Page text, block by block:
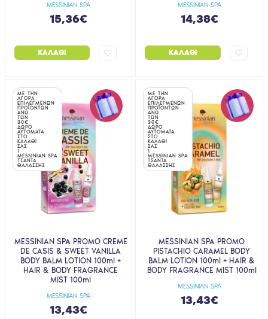
MESSINIAN SPA
15,36€
ΚΑΛΆΘΙ
MESSINIAN SPA
14,38€
ΚΑΛΆΘΙ
ΜΕ ΤΗΝ
ΑΓΟΡΑ
ΕΠΙΛΕΓΜΕΝΩΝ
ΠΡΟΪΟΝΤΩΝ
ΑΝΩ
ΤΩΝ
30€
ΔΩΡΟ
ΑΥΤΟΜΑΤΑ
ΣΤΟ
ΚΑΛΑΘΙ
ΣΑΣ
1
MESSINIAN SPA
ΤΣΑΝΤΑ
ΘΑΛΑΣΣΗΣ
MESSINIAN SPA
MESSINIAN SPA PROMO CREME
DE CASIS & SWEET VANILLA
BODY BALM LOTION 100ml +
HAIR & BODY FRAGRANCE
MIST 100ml
13,43€
ΜΕ ΤΗΝ
ΑΓΟΡΑ
ΕΠΙΛΕΓΜΕΝΩΝ
ΠΡΟΪΟΝΤΩΝ
ΑΝΩ
ΤΩΝ
30€
ΔΩΡΟ
ΑΥΤΟΜΑΤΑ
ΣΤΟ
ΚΑΛΑΘΙ
ΣΑΣ
1
MESSINIAN SPA
ΤΣΑΝΤΑ
ΘΑΛΑΣΣΗΣ
MESSINIAN SPA
MESSINIAN SPA PROMO
PISTACHIO CARAMEL BODY
BALM LOTION 100ml + HAIR &
BODY FRAGRANCE MIST 100ml
13,43€